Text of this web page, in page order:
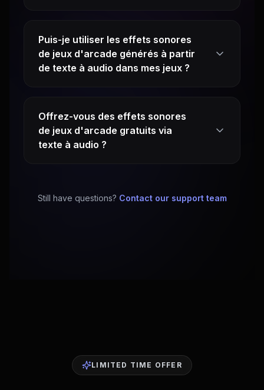
Puis-je utiliser les effets sonores
de jeux d'arcade générés à partir
de texte à audio dans mes jeux ?
Offrez-vous des effets sonores
de jeux d'arcade gratuits via
texte à audio ?
Still have questions? Contact our support team
LIMITED TIME OFFER